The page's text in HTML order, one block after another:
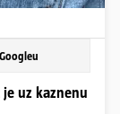
uz kaznenu